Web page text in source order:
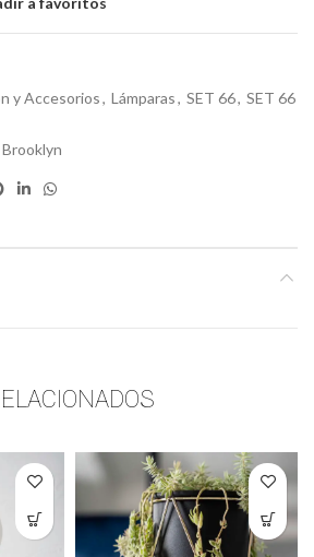
y Accesorios, Lámparas, SET 66, SET 66
Brooklyn